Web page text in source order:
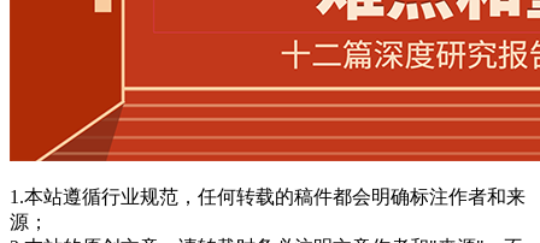
1.本站遵循行业规范，任何转载的稿件都会明确标注作者和来
源；